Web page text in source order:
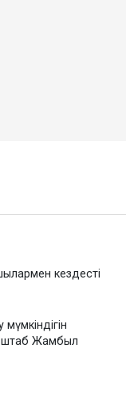
кездесті
штаб Жамбыл